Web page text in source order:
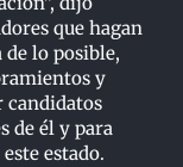
que hagan
de lo posible,
y
candidatos
de él y para
estado.